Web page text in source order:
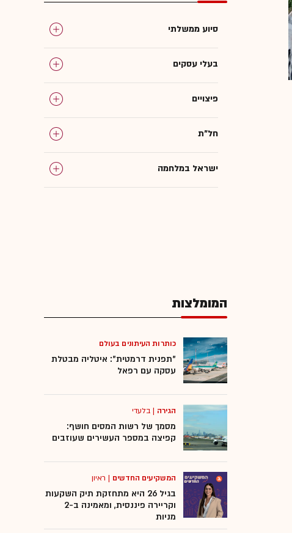
סיוע ממשלתי
בעלי עסקים
פיצויים
חל"ת
ישראל במלחמה
מענקים
בצלאל סמוטריץ'
המומלצות
כותרות העיתונים בעולם
"תפנית דרמטית": איטליה מבטלת
עסקה עם רפאל
הגירה |בלעדי
מסמך של רשות המסים חושף:
קפיצה במספר העשירים שעוזבים
המשקיעים החדשים | ראיון
בגיל 26 היא מתחזקת תיק השקעות
וקריירה פיננסית, ומאמינה ב-2
מניות